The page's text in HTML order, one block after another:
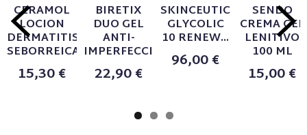
CERAMOL
LOCION
DERMATITIS
SEBORREICA...
15,30 €
BIRETIX
DUO GEL
ANTI-
IMPERFECCIONES...
22,90 €
SKINCEUTICALS
GLYCOLIC
10 RENEW...
96,00 €
SENDO
CREMA GEL
LENITIVO
100 ML
15,00 €